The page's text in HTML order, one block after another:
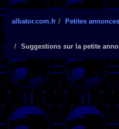
albator.com.fr Petites annonces
Suggestions sur la petite